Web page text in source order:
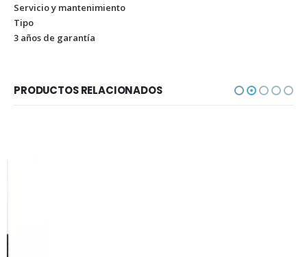
Servicio y mantenimiento
Tipo
3 años de garantía
PRODUCTOS RELACIONADOS